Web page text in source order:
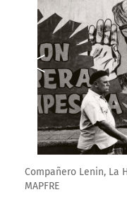
Compañero Lenin, La
MAPFRE